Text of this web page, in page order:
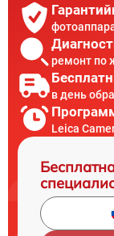
ремонт по
в день
Leica